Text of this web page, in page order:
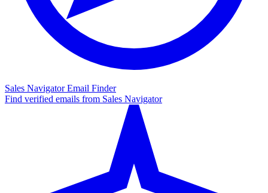
Sales Navigator Email Finder
Find verified emails from Sales Navigator